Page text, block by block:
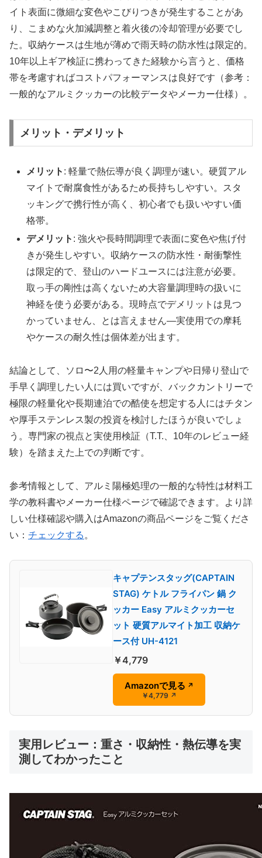
イト表面に微細な変色やこびりつきが発生することがあ
り、こまめな火加減調整と着火後の冷却管理が必要でし
た。収納ケースは生地が薄めで雨天時の防水性は限定的。
10年以上ギア検証に携わってきた経験から言うと、価格
帯を考慮すればコストパフォーマンスは良好です（参考：
一般的なアルミクッカーの比較データやメーカー仕様）。
メリット・デメリット
メリット : 軽量で熱伝導が良く調理が速い。硬質アル
マイトで耐腐食性があるため長持ちしやすい。スタ
ッキングで携行性が高く、初心者でも扱いやすい価
格帯。
デメリット : 強火や長時間調理で表面に変色や焦げ付
きが発生しやすい。収納ケースの防水性・耐衝撃性
は限定的で、登山のハードユースには注意が必要。
取っ手の剛性は高くないため大容量調理時の扱いに
神経を使う必要がある。現時点でデメリットは見つ
かっていません、とは言えません—実使用での摩耗
やケースの耐久性は個体差が出ます。
結論として、ソロ〜2人用の軽量キャンプや日帰り登山で
手早く調理したい人には買いですが、バックカントリーで
極限の軽量化や長期連泊での酷使を想定する人にはチタン
や厚手ステンレス製の投資を検討したほうが良いでしょ
う。専門家の視点と実使用検証（T.T.、10年のレビュー経
験）を踏まえた上での判断です。
参考情報として、アルミ陽極処理の一般的な特性は材料工
学の教科書やメーカー仕様ページで確認できます。より詳
しい仕様確認や購入はAmazonの商品ページをご覧くださ
い： チェックする 。
キャプテンスタッグ(CAPTAIN
STAG) ケトル フライパン 鍋 ク
ッカー Easy アルミクッカーセ
ット 硬質アルマイト加工 収納ケ
ース付 UH-4121
￥4,779
Amazonで見る ↗
￥4,779 ↗
実用レビュー：重さ・収納性・熱伝導を実
測してわかったこと